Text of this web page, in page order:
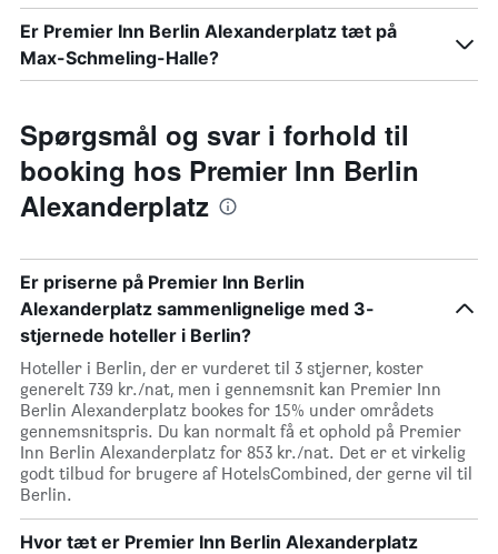
Er Premier Inn Berlin Alexanderplatz tæt på
Max-Schmeling-Halle?
Spørgsmål og svar i forhold til
booking hos Premier Inn Berlin
Alexanderplatz
Er priserne på Premier Inn Berlin
Alexanderplatz sammenlignelige med 3-
stjernede hoteller i Berlin?
Hoteller i Berlin, der er vurderet til 3 stjerner, koster
generelt 739 kr./nat, men i gennemsnit kan Premier Inn
Berlin Alexanderplatz bookes for 15% under områdets
gennemsnitspris. Du kan normalt få et ophold på Premier
Inn Berlin Alexanderplatz for 853 kr./nat. Det er et virkelig
godt tilbud for brugere af HotelsCombined, der gerne vil til
Berlin.
Hvor tæt er Premier Inn Berlin Alexanderplatz